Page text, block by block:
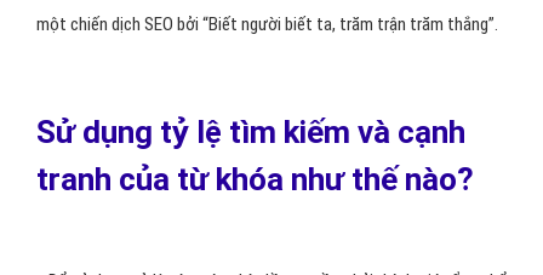
một chiến dịch SEO bởi “Biết người biết ta, trăm trận trăm thắng”.
Sử dụng tỷ lệ tìm kiếm và cạnh
tranh của từ khóa như thế nào?